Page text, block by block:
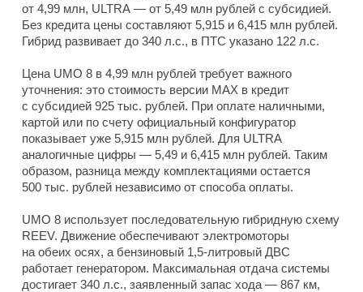
от 4,99 млн, ULTRA — от 5,49 млн рублей с субсидией.
Без кредита цены составляют 5,915 и 6,415 млн рублей.
Гибрид развивает до 340 л.с., в ПТС указано 122 л.с.
Цена UMO 8 в 4,99 млн рублей требует важного
уточнения: это стоимость версии MAX в кредит
с субсидией 925 тыс. рублей. При оплате наличными,
картой или по счету официальный конфигуратор
показывает уже 5,915 млн рублей. Для ULTRA
аналогичные цифры — 5,49 и 6,415 млн рублей. Таким
образом, разница между комплектациями остается
500 тыс. рублей независимо от способа оплаты.
UMO 8 использует последовательную гибридную схему
REEV. Движение обеспечивают электромоторы
на обеих осях, а бензиновый 1,5-литровый ДВС
работает генератором. Максимальная отдача системы
достигает 340 л.с., заявленный запас хода — 867 км,